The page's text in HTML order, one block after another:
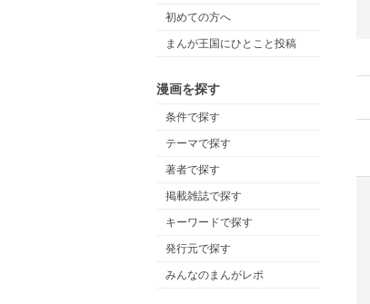
初めての方へ
まんが王国にひとこと投稿
漫画を探す
条件で探す
テーマで探す
著者で探す
掲載雑誌で探す
キーワードで探す
発行元で探す
みんなのまんがレポ